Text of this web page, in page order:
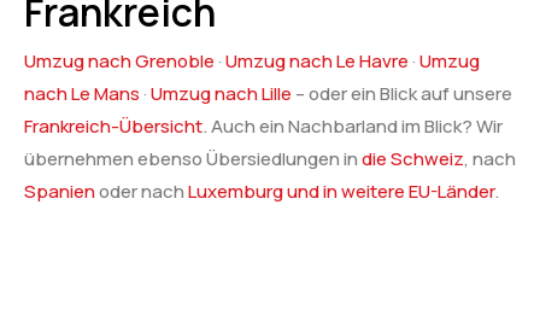
Frankreich
Umzug nach Grenoble ·Umzug nach Le Havre ·Umzug
nach Le Mans ·Umzug nach Lille – oder ein Blick auf unsere
Frankreich-Übersicht. Auch ein Nachbarland im Blick? Wir
übernehmen ebenso Übersiedlungen indie Schweiz, nach
Spanienoder nachLuxemburg und in weitere EU-Länder.